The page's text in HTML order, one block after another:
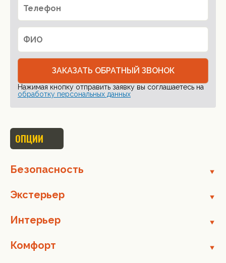
ЗАКАЗАТЬ ОБРАТНЫЙ ЗВОНОК
Нажимая кнопку отправить заявку вы соглашаетесь на
обработку персональных данных
ОПЦИИ
Безопасность
Экстерьер
Интерьер
Комфорт